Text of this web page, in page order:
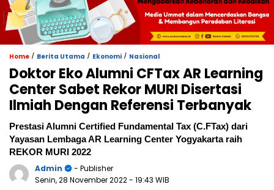
Home / Berita Utama / Ekonomi / Nasional
Doktor Eko Alumni CFTax AR Learning
Center Sabet Rekor MURI Disertasi
Ilmiah Dengan Referensi Terbanyak
Prestasi Alumni Certified Fundamental Tax (C.FTax) dari
Yayasan Lembaga AR Learning Center Yogyakarta raih
REKOR MURI 2022
Admin
- Publisher
Senin, 28 November 2022- 19:43 WIB